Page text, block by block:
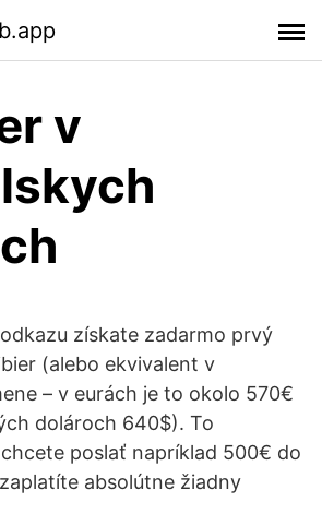
v
získate zadarmo prvý
(alebo ekvivalent v
– v eurách je to okolo 570€
dolároch 640$). To
poslať napríklad 500€ do
absolútne žiadny